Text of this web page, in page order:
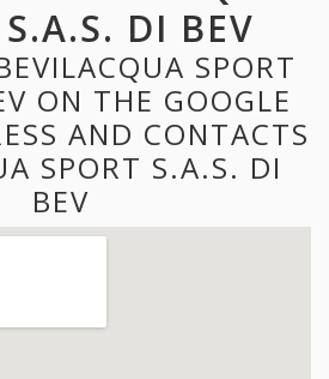
DI BEV
SPORT
ON THE GOOGLE
AND CONTACTS
SPORT S.A.S. DI
BEV